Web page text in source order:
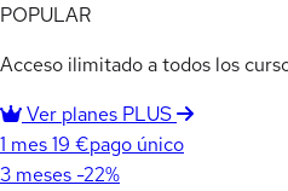
POPULAR
Acceso ilimitado a todos los
Ver planes PLUS
1 mes19 €pago único
3 meses -22%